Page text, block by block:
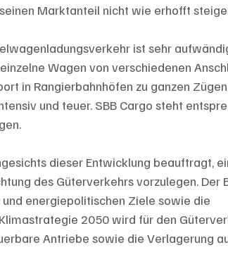
Marktanteil nicht wie erhofft
ist sehr
Wagen von verschiedenen
in Rangierbahnhöfen zu ganzen Zügen
und teuer. SBB Cargo steht
dieser Entwicklung beauftragt,
des Güterverkehrs vorzulegen. Der
energiepolitischen Ziele sowie die
2050 wird für den
Antriebe sowie die Verlagerung